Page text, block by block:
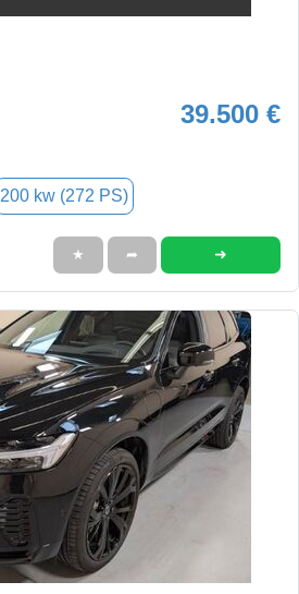
39.500 €
200 kw (272 PS)
★ ➦ ➜